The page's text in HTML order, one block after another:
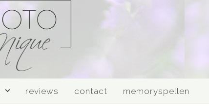
reviews contact memoryspellen